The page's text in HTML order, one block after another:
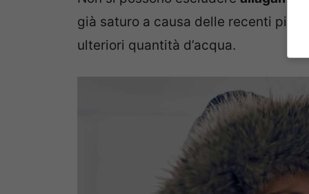
già saturo a causa delle recenti
ulteriori quantità d’acqua.